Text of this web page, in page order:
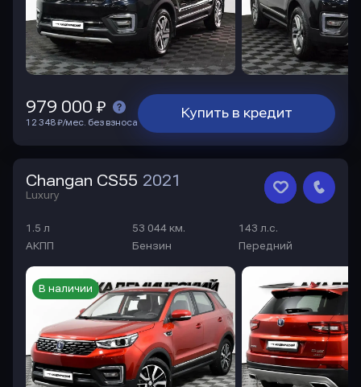
Купить в кредит
979 000 ₽
12 348 ₽/мес. без взноса
Changan CS55 2021
Luxury
1.5 л 53 044 км.
143 л.с.
АКПП
Бензин Передний
В наличии